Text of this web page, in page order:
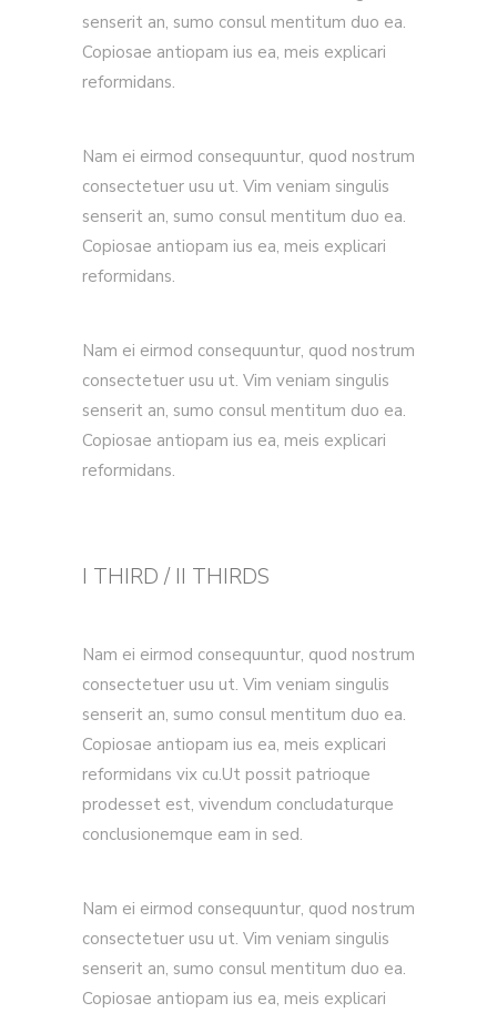
senserit an, sumo consul mentitum duo ea.
Copiosae antiopam ius ea, meis explicari
reformidans.
Nam ei eirmod consequuntur, quod nostrum
consectetuer usu ut. Vim veniam singulis
senserit an, sumo consul mentitum duo ea.
Copiosae antiopam ius ea, meis explicari
reformidans.
Nam ei eirmod consequuntur, quod nostrum
consectetuer usu ut. Vim veniam singulis
senserit an, sumo consul mentitum duo ea.
Copiosae antiopam ius ea, meis explicari
reformidans.
I THIRD / II THIRDS
Nam ei eirmod consequuntur, quod nostrum
consectetuer usu ut. Vim veniam singulis
senserit an, sumo consul mentitum duo ea.
Copiosae antiopam ius ea, meis explicari
reformidans vix cu.Ut possit patrioque
prodesset est, vivendum concludaturque
conclusionemque eam in sed.
Nam ei eirmod consequuntur, quod nostrum
consectetuer usu ut. Vim veniam singulis
senserit an, sumo consul mentitum duo ea.
Copiosae antiopam ius ea, meis explicari